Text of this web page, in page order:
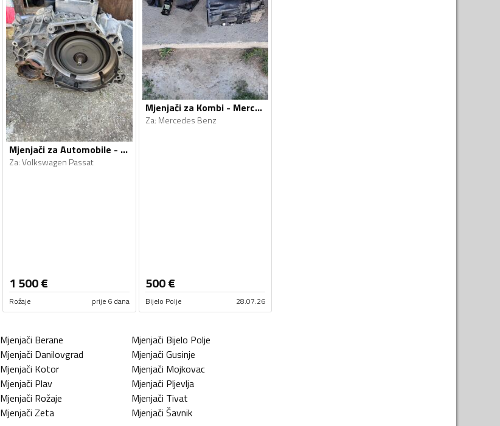
Mjenjači za Automobile - Volkswagen - Passat - 2014, 2015
Za:Volkswagen Passat
1 500€
Rožaje prije 6 dana
Mjenjači za Kombi - Mercedes Benz - 2004
Za: Mercedes Benz
500€
Bijelo Polje 28.07.26
Mjenjači Berane Mjenjači Bijelo Polje
Mjenjači Danilovgrad Mjenjači Gusinje
Mjenjači Kotor Mjenjači Mojkovac
Mjenjači Plav Mjenjači Pljevlja
Mjenjači Rožaje Mjenjači Tivat
Mjenjači Zeta Mjenjači Šavnik